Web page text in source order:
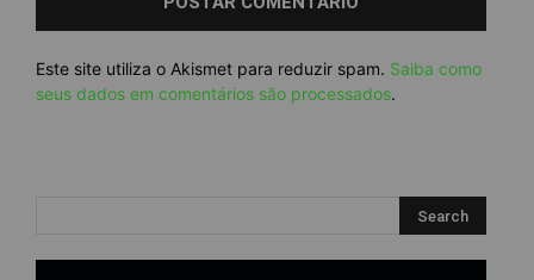
Este site utiliza o Akismet para reduzir spam. Saiba como
seus dados em comentários são processados.